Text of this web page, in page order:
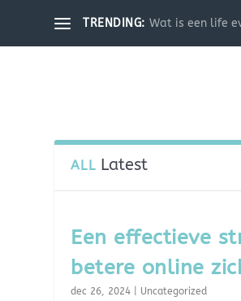
TRENDING: Wat is een life
ALL Latest
Een effectieve
betere online
dec 26, 2024 Uncategorized